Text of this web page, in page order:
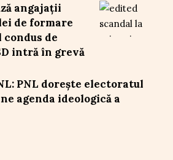
angajații
de formare
de
intră în grevă
PNL dorește electoratul
agenda ideologică a